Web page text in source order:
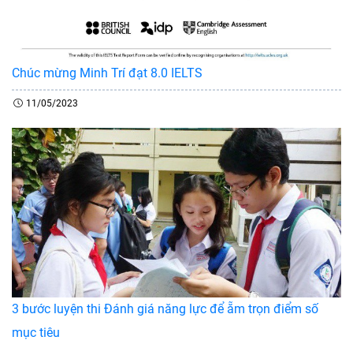
Chúc mừng Minh Trí đạt 8.0 IELTS
11/05/2023
3 bước luyện thi Đánh giá năng lực để ẵm trọn điểm số
mục tiêu